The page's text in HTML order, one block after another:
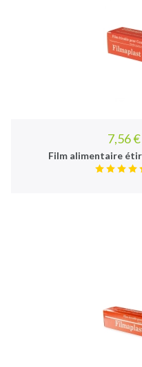
7,56
Film alimentaire